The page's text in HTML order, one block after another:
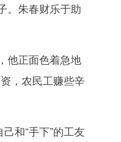
。朱春财乐于助
他正面色着急地
，农民工赚些辛
和“手下”的工友